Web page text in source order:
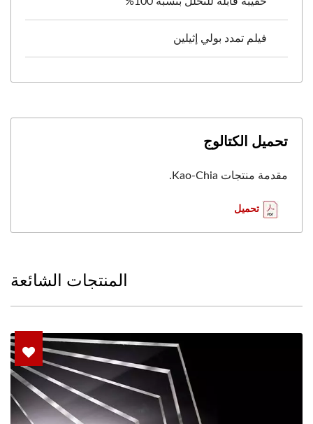
فيلم تمدد بولي إثيلين
تحميل الكتالوج
مقدمة منتجات Kao-Chia.
تحميل
المنتجات الشائعة